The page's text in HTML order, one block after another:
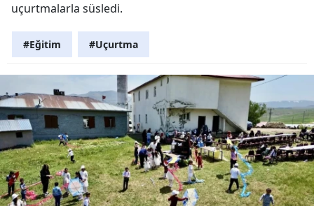
uçurtmalarla süsledi.
#Eğitim #Uçurtma